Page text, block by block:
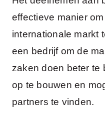
effectieve manier
internationale markt
een bedrijf om de
zaken doen beter te
op te bouwen en
partners te vinden.